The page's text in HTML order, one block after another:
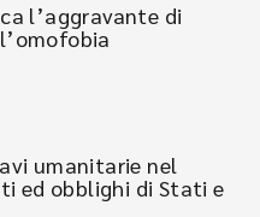
l’aggravante di
umanitarie nel
ed obblighi di Stati e